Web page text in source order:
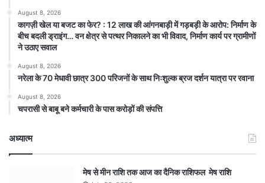
August 8, 2026
कागज़ी खेल या बजट का फेर? : 12 लाख की आंगनबाड़ी में गड़बड़ी के आरोप: निर्माण के
बीच बदली ड्राइंग… वन क्षेत्र से पत्थर निकालने का भी विवाद, निर्माण कार्य पर ग्रामीणों
ने उठाए सवाल
August 8, 2026
नरेला के 70 मेधावी छात्र 300 परिजनों के साथ निःशुल्क ब्रज दर्शन यात्रा पर रवाना
August 8, 2026
चपरासी से बाबू बने कर्मचारी के पास करोड़ों की संपत्ति
अध्यात्म
मेष से मीन राशि तक आज का दैनिक राशिफल मेष राशि